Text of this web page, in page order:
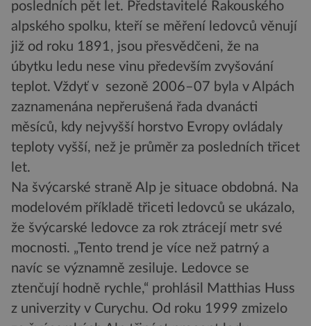
posledních pět let. Představitelé Rakouského
alpského spolku, kteří se měření ledovců věnují
již od roku 1891, jsou přesvědčeni, že na
úbytku ledu nese vinu především zvyšování
teplot. Vždyť v sezoně 2006–07 byla v Alpách
zaznamenána nepřerušená řada dvanácti
měsíců, kdy nejvyšší horstvo Evropy ovládaly
teploty vyšší, než je průměr za posledních třicet
let.
Na švýcarské straně Alp je situace obdobná. Na
modelovém příkladě třiceti ledovců se ukázalo,
že švýcarské ledovce za rok ztrácejí metr své
mocnosti. „Tento trend je více než patrný a
navíc se významně zesiluje. Ledovce se
ztenčují hodně rychle,“ prohlásil Matthias Huss
z univerzity v Curychu. Od roku 1999 zmizelo